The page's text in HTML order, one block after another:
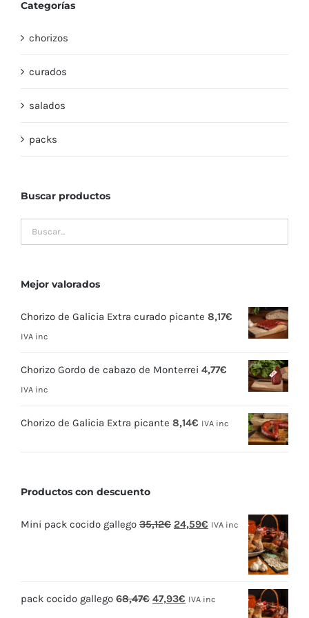
Categorías
chorizos
curados
salados
packs
Buscar productos
Mejor valorados
Chorizo de Galicia Extra curado picante 8,17€
IVA inc
Chorizo Gordo de cabazo de Monterrei 4,77€
IVA inc
Chorizo de Galicia Extra picante 8,14€ IVA inc
Productos con descuento
Mini pack cocido gallego 35,12€ El
35,12€.
24,59€ El
24,59€.
IVA inc
pack cocido gallego 68,47€ El
47,93€ El
IVA inc